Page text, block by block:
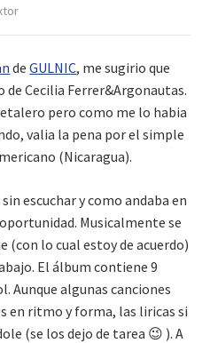
deGULNIC, me sugirio que
de Cecilia Ferrer&Argonautas.
pero como me lo habia
valia la pena por el simple
(Nicaragua).
escuchar y como andaba en
Musicalmente se
lo cual estoy de acuerdo)
El álbum contiene 9
Aunque algunas canciones
en ritmo y forma, las liricas si
(se los dejo de tarea 😉 ). A